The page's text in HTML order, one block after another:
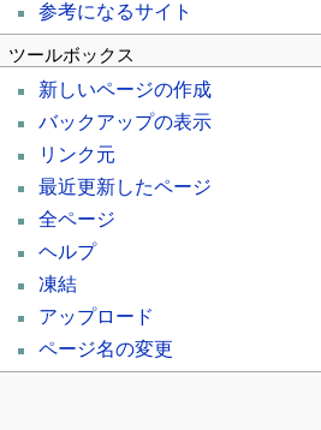
参考になるサイト
ツールボックス
新しいページの作成
バックアップの表示
リンク元
最近更新したページ
全ページ
ヘルプ
凍結
アップロード
ページ名の変更